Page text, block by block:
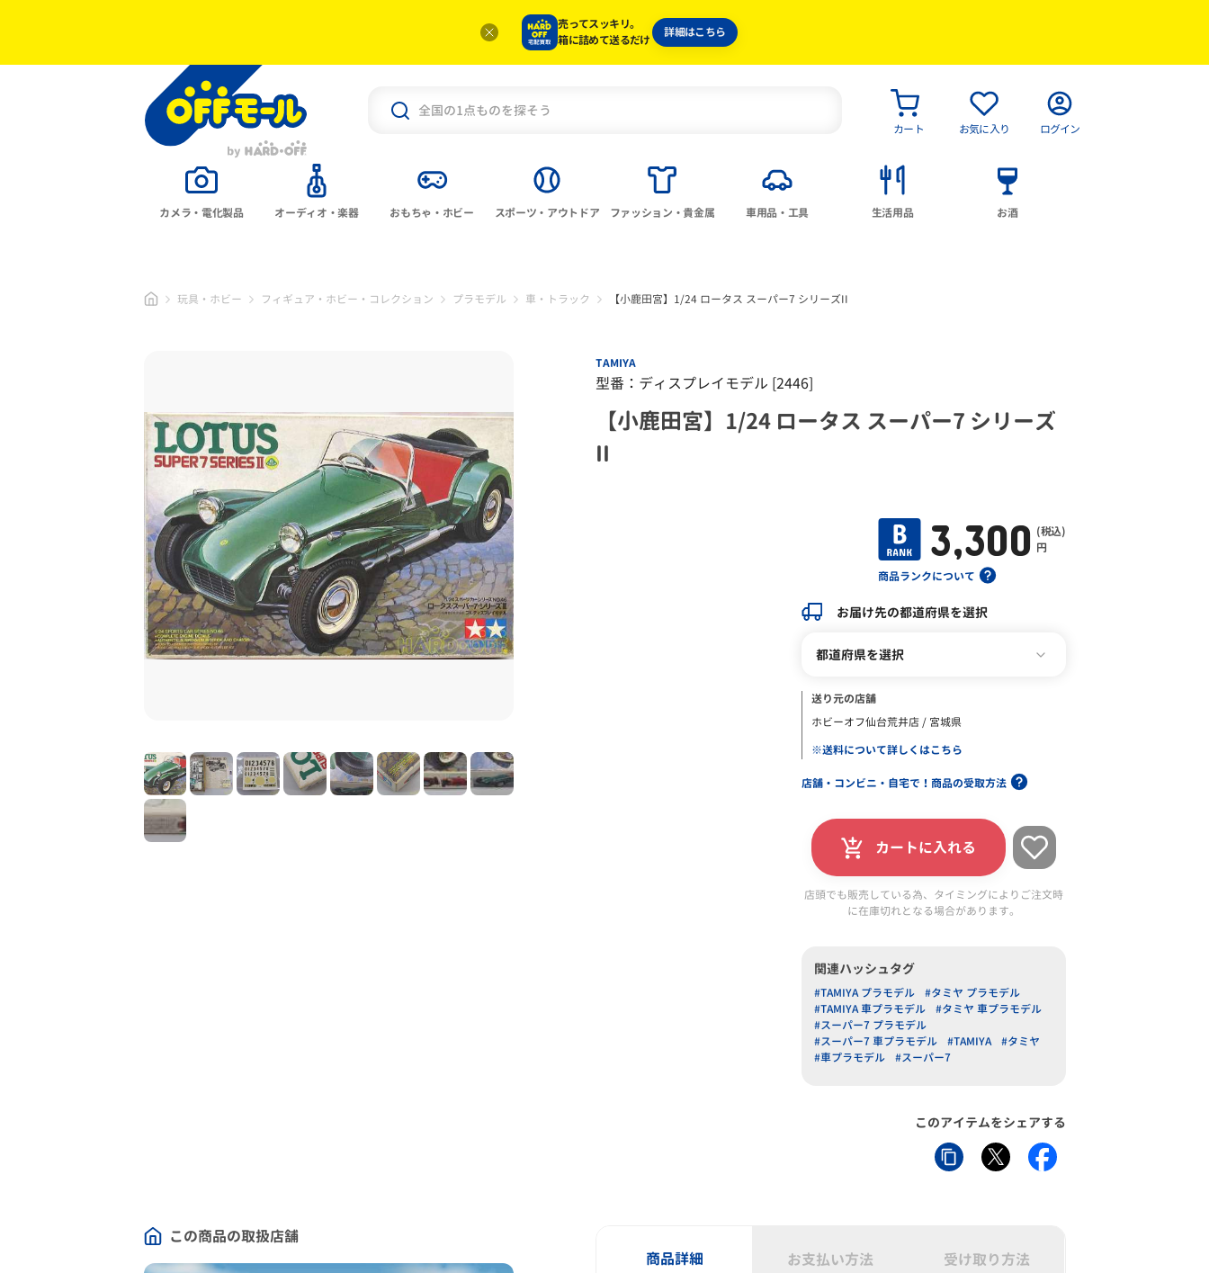
売ってスッキリ。
箱に詰めて送るだけ
詳細はこちら
カート お気に入り ログイン
カメラ・電化製品 オーディオ・楽器 おもちゃ・ホビー スポーツ・アウトドア ファッション・貴金属 車用品・工具 生活用品 お酒
玩具・ホビー フィギュア・ホビー・コレクション プラモデル 車・トラック 【小鹿田宮】1/24 ロータス スーパー7 シリーズII
TAMIYA
型番：ディスプレイモデル [2446]
【小鹿田宮】1/24 ロータス スーパー7 シリーズ
II
商品ランクについて
3,300 (税込)
円
お届け先の都道府県を選択
都道府県を選択
送り元の店舗
ホビーオフ仙台荒井店 / 宮城県
※送料について詳しくはこちら
店舗・コンビニ・自宅で！商品の受取方法
カートに入れる
店頭でも販売している為、タイミングによりご注文時
に在庫切れとなる場合があります。
関連ハッシュタグ
#TAMIYA プラモデル
#タミヤ プラモデル
#TAMIYA 車プラモデル
#タミヤ 車プラモデル
#スーパー7 プラモデル
#スーパー7 車プラモデル
#TAMIYA
#タミヤ
#車プラモデル
#スーパー7
このアイテムをシェアする
この商品の取扱店舗
商品詳細 お支払い方法 受け取り方法